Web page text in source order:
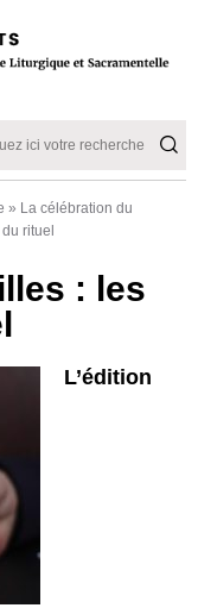
» La célébration du
rituel
: les
L’édition